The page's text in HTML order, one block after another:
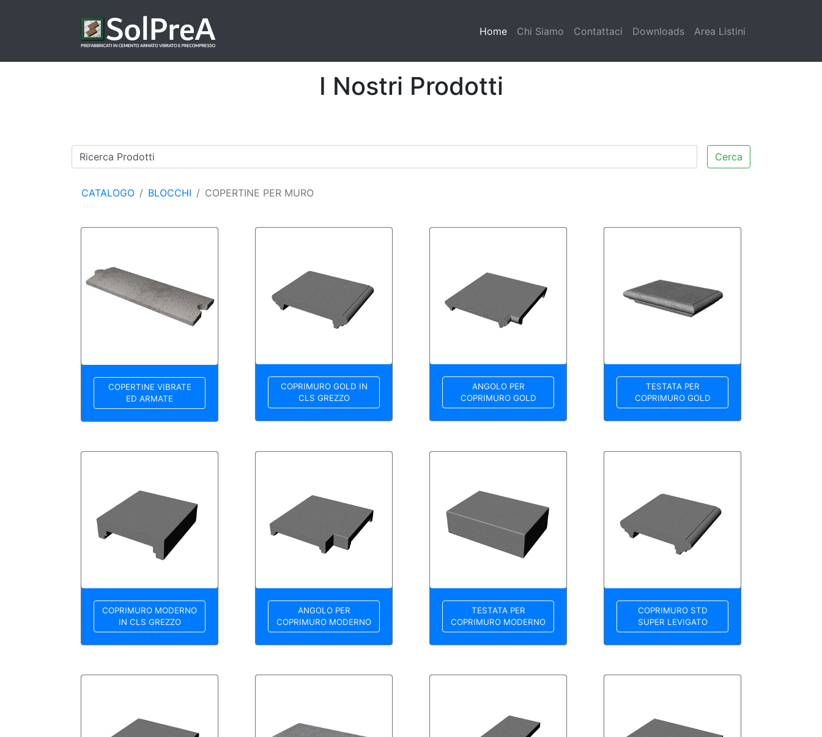
Home(current)
Chi Siamo Contattaci Downloads Area Listini
I Nostri Prodotti
Cerca
CATALOGO BLOCCHI COPERTINE PER MURO
COPERTINE VIBRATE
ED ARMATE
COPRIMURO GOLD IN
CLS GREZZO
ANGOLO PER
COPRIMURO GOLD
TESTATA PER
COPRIMURO GOLD
COPRIMURO MODERNO
IN CLS GREZZO
ANGOLO PER
COPRIMURO MODERNO
TESTATA PER
COPRIMURO MODERNO
COPRIMURO STD
SUPER LEVIGATO